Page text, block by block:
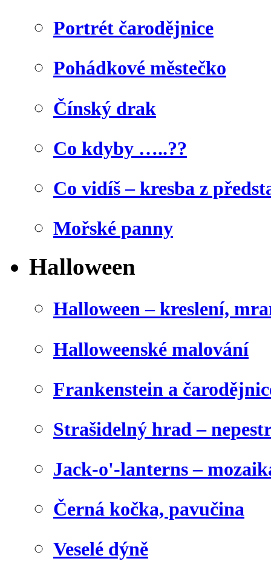
Portrét čarodějnice
Pohádkové městečko
Čínský drak
Co kdyby …..??
Co vidíš – kresba z
Mořské panny
Halloween
Halloween – kreslení,
Halloweenské malování
Frankenstein a
Strašidelný hrad –
Jack-o'-lanterns –
Černá kočka, pavučina
Veselé dýně